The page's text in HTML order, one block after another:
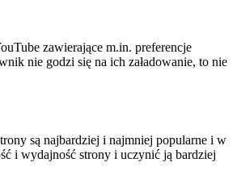
zawierające m.in. preferencje
nie godzi się na ich załadowanie, to nie
są najbardziej i najmniej popularne i w
i wydajność strony i uczynić ją bardziej